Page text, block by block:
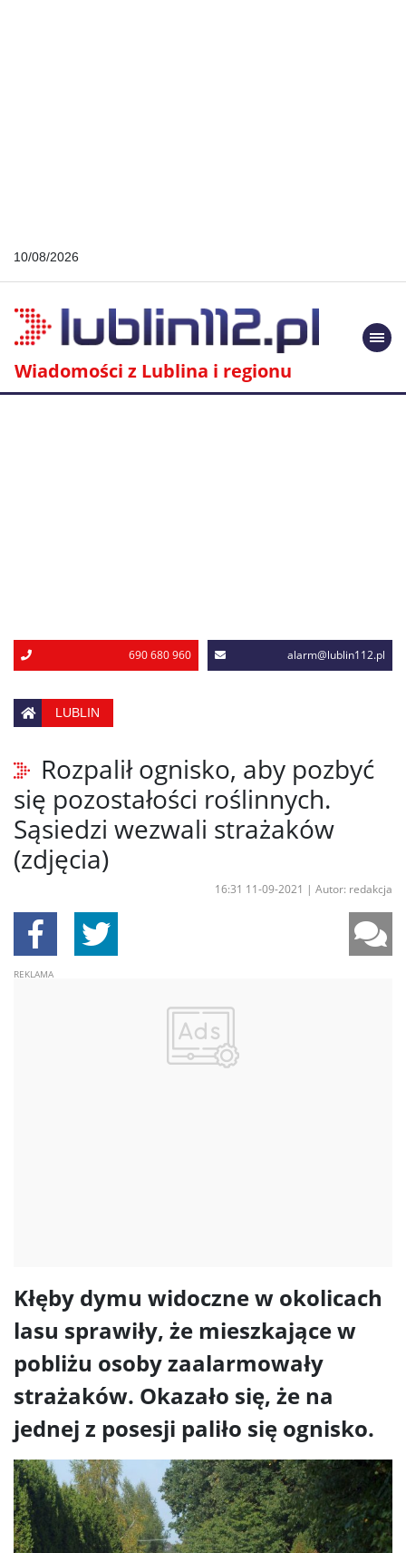
10/08/2026
Wiadomości z Lublina i regionu
690 680 960 alarm@lublin112.pl
LUBLIN
Rozpalił ognisko, aby pozbyć
się pozostałości roślinnych.
Sąsiedzi wezwali strażaków
(zdjęcia)
16:31 11-09-2021 | Autor: redakcja
Kłęby dymu widoczne w okolicach
lasu sprawiły, że mieszkające w
pobliżu osoby zaalarmowały
strażaków. Okazało się, że na
jednej z posesji paliło się ognisko.